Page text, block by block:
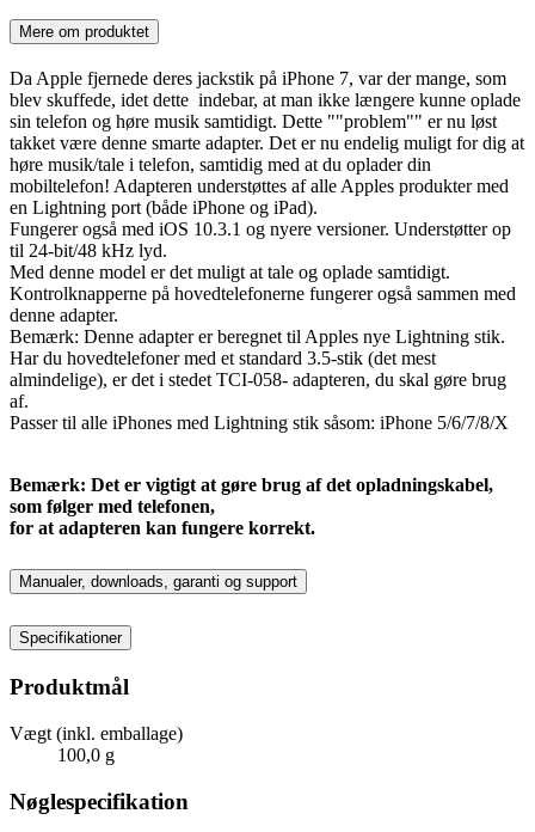
Mere om produktet
Da Apple fjernede deres jackstik på iPhone 7, var der mange, som
blev skuffede, idet dette indebar, at man ikke længere kunne oplade
sin telefon og høre musik samtidigt. Dette ""problem"" er nu løst
takket være denne smarte adapter. Det er nu endelig muligt for dig at
høre musik/tale i telefon, samtidig med at du oplader din
mobiltelefon! Adapteren understøttes af alle Apples produkter med
en Lightning port (både iPhone og iPad).
Fungerer også med iOS 10.3.1 og nyere versioner. Understøtter op
til 24-bit/48 kHz lyd.
Med denne model er det muligt at tale og oplade samtidigt.
Kontrolknapperne på hovedtelefonerne fungerer også sammen med
denne adapter.
Bemærk: Denne adapter er beregnet til Apples nye Lightning stik.
Har du hovedtelefoner med et standard 3.5-stik (det mest
almindelige), er det i stedet TCI-058- adapteren, du skal gøre brug
af.
Passer til alle iPhones med Lightning stik såsom: iPhone 5/6/7/8/X
Bemærk: Det er vigtigt at gøre brug af det opladningskabel,
som følger med telefonen,
for at adapteren kan fungere korrekt.
Manualer, downloads, garanti og support
Specifikationer
Produktmål
Vægt (inkl. emballage)
100,0 g
Nøglespecifikation